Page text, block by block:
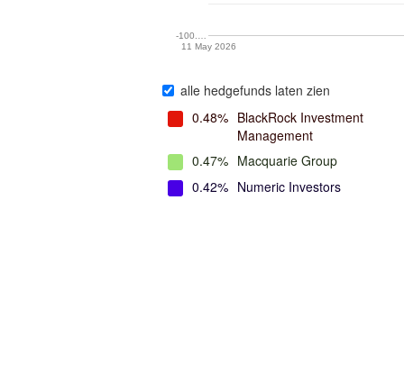
11 May 2026
-100.…
alle hedgefunds laten zien
0.48% BlackRock Investment
Management
0.47% Macquarie Group
0.42% Numeric Investors